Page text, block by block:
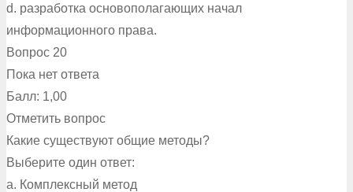
d. разработка основополагающих начал
информационного права.
Вопрос 20
Пока нет ответа
Балл: 1,00
Отметить вопрос
Какие существуют общие методы?
Выберите один ответ:
a. Комплексный метод